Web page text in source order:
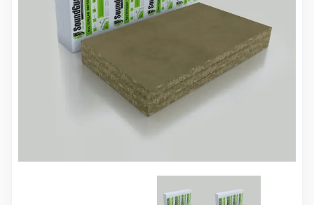
sales@stroyholding.ru
Телеграм
Оплата
Все бренды